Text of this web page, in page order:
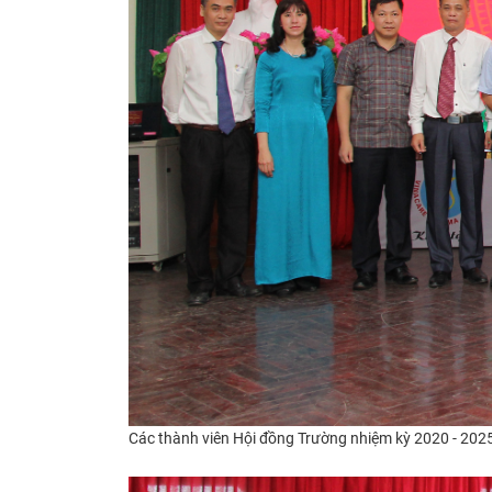
Các thành viên Hội đồng Trường nhiệm kỳ 2020 -